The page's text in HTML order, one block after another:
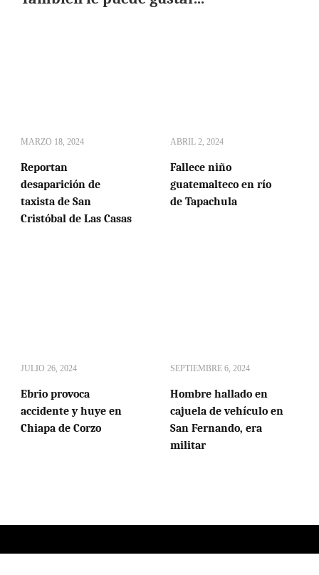
MARZO 18, 2024
Reportan
desaparición de
taxista de San
Cristóbal de Las Casas
ABRIL 2, 2024
Fallece niño
guatemalteco en río
de Tapachula
JULIO 26, 2024
Ebrio provoca
accidente y huye en
Chiapa de Corzo
SEPTIEMBRE 6, 2024
Hombre hallado en
cajuela de vehículo en
San Fernando, era
militar